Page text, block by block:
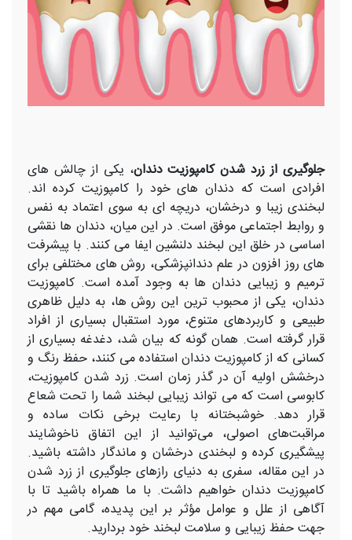
جلوگیری از زرد شدن کامپوزیت دندان، یکی از چالش های
افرادی است که دندان های خود را کامپوزیت کرده اند.
لبخندی زیبا و درخشان، دریچه ‌ای به سوی اعتماد به نفس
و روابط اجتماعی موفق است. در این میان، دندان‌ ها نقشی
اساسی در خلق این لبخند دلنشین ایفا می ‌کنند. با پیشرفت
‌های روز افزون در علم دندانپزشکی، روش ‌های مختلفی برای
ترمیم و زیبایی دندان‌ ها به وجود آمده است. کامپوزیت
دندان، یکی از محبوب ‌ترین این روش‌ ها، به دلیل ظاهری
طبیعی و کاربردهای متنوع، مورد استقبال بسیاری از افراد
قرار گرفته است. همان گونه که بیان شد، دغدغه بسیاری از
کسانی که از کامپوزیت دندان استفاده می‌ کنند، حفظ رنگ و
درخشش اولیه آن در گذر زمان است. زرد شدن کامپوزیت،
کابوسی است که می‌ تواند زیبایی لبخند شما را تحت شعاع
قرار دهد. خوشبختانه با رعایت برخی نکات ساده و
مراقبت‌های اصولی، می‌توانید از این اتفاق ناخوشایند
پیشگیری کرده و لبخندی درخشان و ماندگار داشته باشید.
در این مقاله، سفری به دنیای رازهای جلوگیری از زرد شدن
کامپوزیت دندان خواهیم داشت. با ما همراه باشید تا با
آگاهی از علل و عوامل مؤثر بر این پدیده، گامی مهم در
جهت حفظ زیبایی و سلامت لبخند خود بردارید.